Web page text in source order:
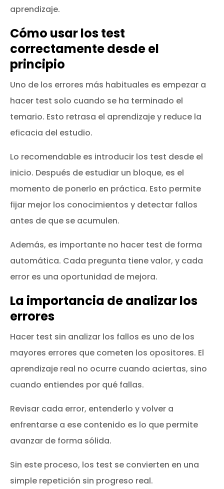
aprendizaje.
Cómo usar los test
correctamente desde el
principio
Uno de los errores más habituales es empezar a
hacer test solo cuando se ha terminado el
temario. Esto retrasa el aprendizaje y reduce la
eficacia del estudio.
Lo recomendable es introducir los test desde el
inicio. Después de estudiar un bloque, es el
momento de ponerlo en práctica. Esto permite
fijar mejor los conocimientos y detectar fallos
antes de que se acumulen.
Además, es importante no hacer test de forma
automática. Cada pregunta tiene valor, y cada
error es una oportunidad de mejora.
La importancia de analizar los
errores
Hacer test sin analizar los fallos es uno de los
mayores errores que cometen los opositores. El
aprendizaje real no ocurre cuando aciertas, sino
cuando entiendes por qué fallas.
Revisar cada error, entenderlo y volver a
enfrentarse a ese contenido es lo que permite
avanzar de forma sólida.
Sin este proceso, los test se convierten en una
simple repetición sin progreso real.